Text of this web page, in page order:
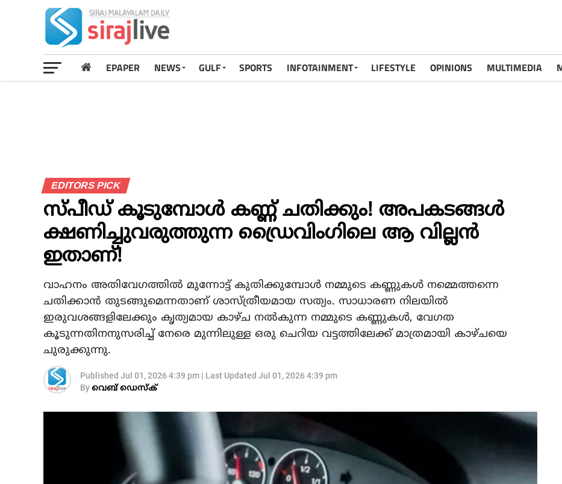
EPAPER NEWS GULF SPORTS INFOTAINMENT LIFESTYLE OPINIONS MULTIMEDIA
EDITORS PICK
സ്പീഡ് കൂടുമ്പോൾ കണ്ണ് ചതിക്കും! അപകടങ്ങൾ
ക്ഷണിച്ചുവരുത്തുന്ന ഡ്രൈവിംഗിലെ ആ വില്ലൻ
ഇതാണ്!
വാഹനം അതിവേഗത്തിൽ മുന്നോട്ട് കുതിക്കുമ്പോൾ നമ്മുടെ കണ്ണുകൾ നമ്മെത്തന്നെ
ചതിക്കാൻ തുടങ്ങുമെന്നതാണ് ശാസ്ത്രീയമായ സത്യം. സാധാരണ നിലയിൽ
ഇരുവശങ്ങളിലേക്കും കൃത്യമായ കാഴ്ച നൽകുന്ന നമ്മുടെ കണ്ണുകൾ, വേഗത
കൂടുന്നതിനനുസരിച്ച് നേരെ മുന്നിലുള്ള ഒരു ചെറിയ വട്ടത്തിലേക്ക് മാത്രമായി കാഴ്ചയെ
ചുരുക്കുന്നു.
Published Jul 01, 2026 4:39 pm | Last Updated Jul 01, 2026 4:39 pm
Byവെബ് ഡെസ്‌ക്